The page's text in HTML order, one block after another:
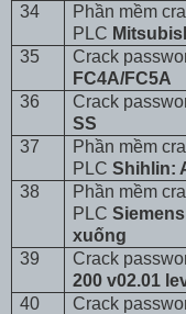
34
Phần mềm
PLC
35 Crack
FC4A/FC5A
36 Crack
SS
37
Phần mềm
PLCShihlin:
38
Phần mềm
PLC
xuống
39 Crack
200 v02.01
40 Crack